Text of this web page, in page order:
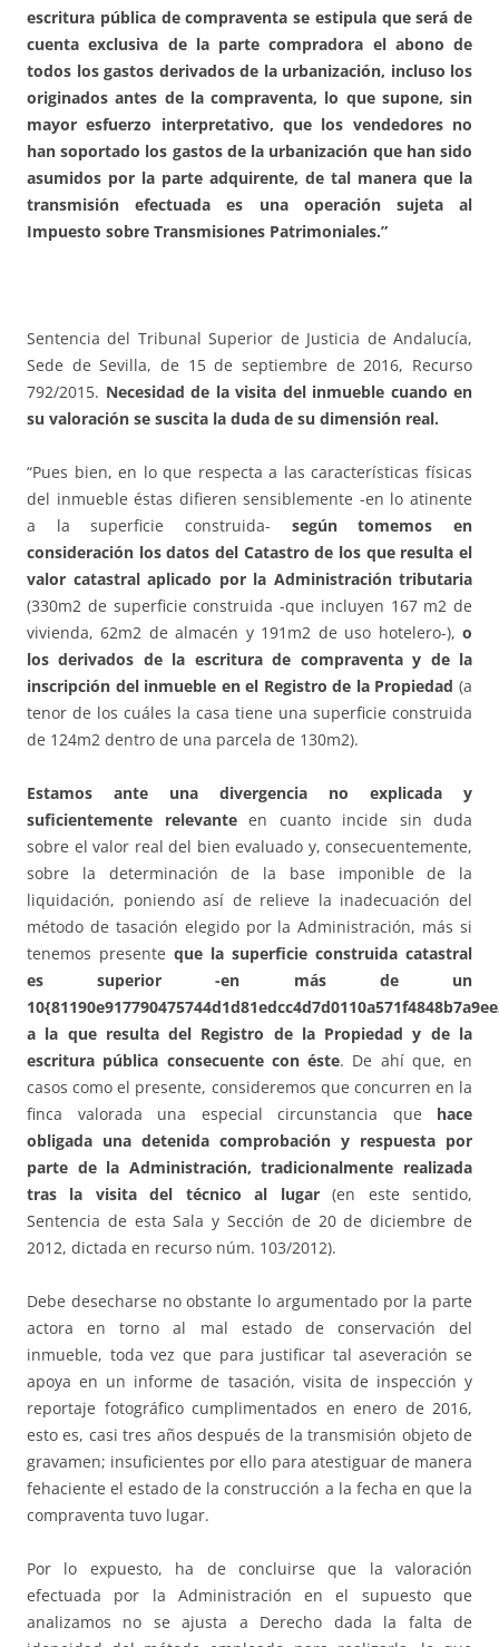
escritura pública de compraventa se estipula que será de
cuenta exclusiva de la parte compradora el abono de
todos los gastos derivados de la urbanización, incluso los
originados antes de la compraventa, lo que supone, sin
mayor esfuerzo interpretativo, que los vendedores no
han soportado los gastos de la urbanización que han sido
asumidos por la parte adquirente, de tal manera que la
transmisión efectuada es una operación sujeta al
Impuesto sobre Transmisiones Patrimoniales.”
Sentencia del Tribunal Superior de Justicia de Andalucía,
Sede de Sevilla, de 15 de septiembre de 2016, Recurso
792/2015. Necesidad de la visita del inmueble cuando en
su valoración se suscita la duda de su dimensión real.
“Pues bien, en lo que respecta a las características físicas
del inmueble éstas difieren sensiblemente -en lo atinente
a la superficie construida- según tomemos en
consideración los datos del Catastro de los que resulta el
valor catastral aplicado por la Administración tributaria
(330m2 de superficie construida -que incluyen 167 m2 de
vivienda, 62m2 de almacén y 191m2 de uso hotelero-), o
los derivados de la escritura de compraventa y de la
inscripción del inmueble en el Registro de la Propiedad (a
tenor de los cuáles la casa tiene una superficie construida
de 124m2 dentro de una parcela de 130m2).
Estamos ante una divergencia no explicada y
suficientemente relevanteen cuanto incide sin duda
sobre el valor real del bien evaluado y, consecuentemente,
sobre la determinación de la base imponible de la
liquidación, poniendo así de relieve la inadecuación del
método de tasación elegido por la Administración, más si
tenemos presente que la superficie construida catastral
es superior -en más de un
a la que resulta del Registro de la Propiedad y de la
escritura pública consecuente con éste. De ahí que, en
casos como el presente, consideremos que concurren en la
finca valorada una especial circunstancia que hace
obligada una detenida comprobación y respuesta por
parte de la Administración, tradicionalmente realizada
tras la visita del técnico al lugar(en este sentido,
Sentencia de esta Sala y Sección de 20 de diciembre de
2012, dictada en recurso núm. 103/2012).
Debe desecharse no obstante lo argumentado por la parte
actora en torno al mal estado de conservación del
inmueble, toda vez que para justificar tal aseveración se
apoya en un informe de tasación, visita de inspección y
reportaje fotográfico cumplimentados en enero de 2016,
esto es, casi tres años después de la transmisión objeto de
gravamen; insuficientes por ello para atestiguar de manera
fehaciente el estado de la construcción a la fecha en que la
compraventa tuvo lugar.
Por lo expuesto, ha de concluirse que la valoración
efectuada por la Administración en el supuesto que
analizamos no se ajusta a Derecho dada la falta de